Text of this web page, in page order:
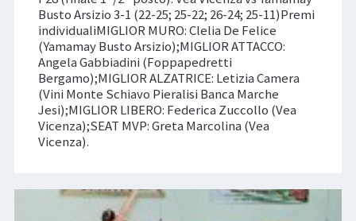
Busto Arsizio 3-1 (22-25; 25-22; 26-24; 25-11)Premi
individualiMIGLIOR MURO: Clelia De Felice
(Yamamay Busto Arsizio);MIGLIOR ATTACCO:
Angela Gabbiadini (Foppapedretti
Bergamo);MIGLIOR ALZATRICE: Letizia Camera
(Vini Monte Schiavo Pieralisi Banca Marche
Jesi);MIGLIOR LIBERO: Federica Zuccollo (Vea
Vicenza);SEAT MVP: Greta Marcolina (Vea
Vicenza).